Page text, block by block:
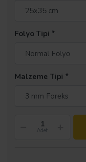
Folyo Tipi
Malzeme Tipi
Adet